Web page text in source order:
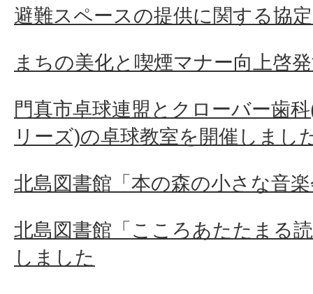
避難スペースの提供に関する協
まちの美化と喫煙マナー向上啓
門真市卓球連盟とクローバー歯
リーズ)の卓球教室を開催しまし
北島図書館「本の森の小さな音
北島図書館「こころあたたまる
しました